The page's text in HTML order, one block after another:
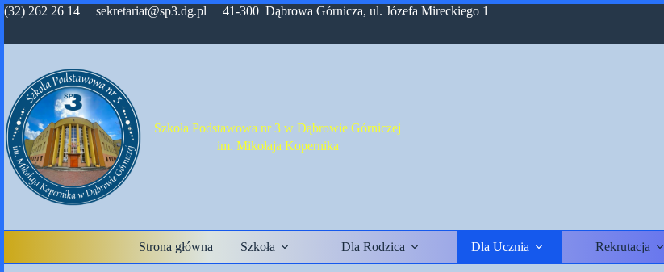
Przejdź
(32) 262 26 14 sekretariat@sp3.dg.pl 41-300 Dąbrowa Górnicza, ul. Józefa Mireckiego 1
Szkoła Podstawowa nr 3 w Dąbrowie Górniczej
im. Mikołaja Kopernika
Strona główna Szkoła Dla Rodzica Dla Ucznia Rekrutacja